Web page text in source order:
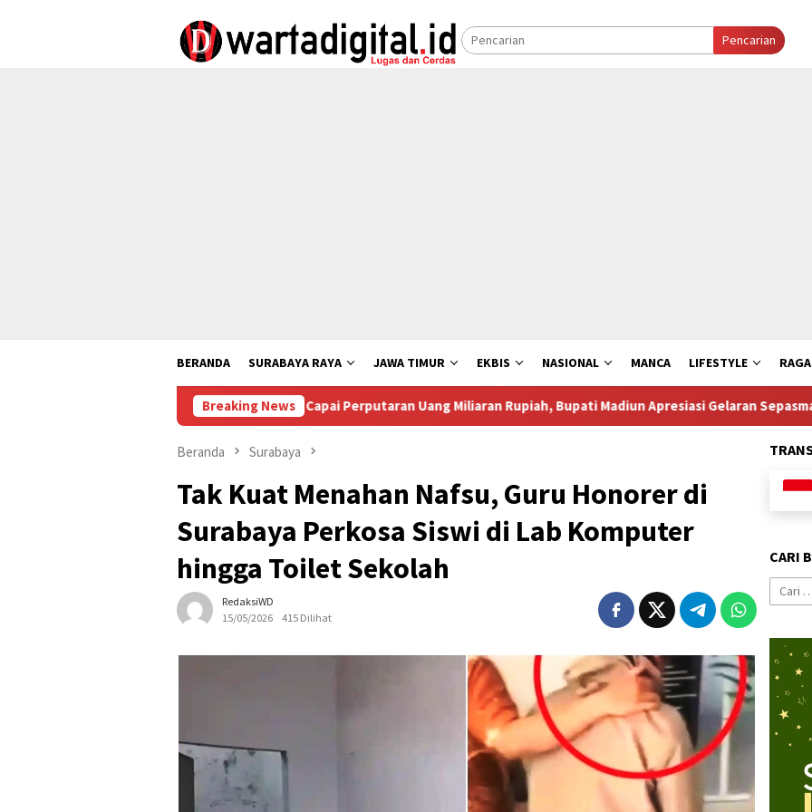
Pencarian
BERANDA SURABAYA RAYA JAWA TIMUR EKBIS NASIONAL MANCA LIFESTYLE
Breaking News
Capai Perputaran Uang Miliaran Rupiah, Bupati Madiun Apresiasi Gelaran Sepasma Aturan
Beranda Surabaya
Tak Kuat Menahan Nafsu, Guru Honorer di
Surabaya Perkosa Siswi di Lab Komputer
hingga Toilet Sekolah
RedaksiWD
15/05/2026
415 Dilihat
CARI
Cari
untuk: